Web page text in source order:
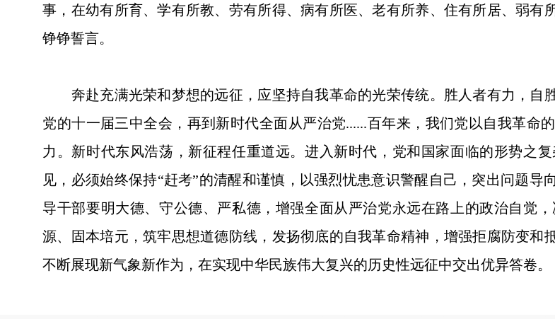
事，在幼有所育、学有所教、劳有所得、病有所医、老有所养、住有所居、弱
铮铮誓言。
奔赴充满光荣和梦想的远征，应坚持自我革命的光荣传统。胜人者有力，自
党的十一届三中全会，再到新时代全面从严治党......百年来，我们党以自我革命
力。新时代东风浩荡，新征程任重道远。进入新时代，党和国家面临的形势之
见，必须始终保持“赶考”的清醒和谨慎，以强烈忧患意识警醒自己，突出问题
导干部要明大德、守公德、严私德，增强全面从严治党永远在路上的政治自觉
源、固本培元，筑牢思想道德防线，发扬彻底的自我革命精神，增强拒腐防变和
不断展现新气象新作为，在实现中华民族伟大复兴的历史性远征中交出优异答卷。